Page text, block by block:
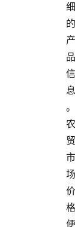
细
的
产
品
信
息
。
农
贸
市
场
价
格
便